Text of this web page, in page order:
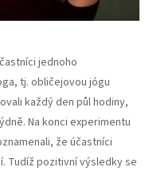
jednoho
tj. obličejovou jógu
každý den půl hodiny,
Na konci experimentu
že účastníci
Tudíž pozitivní výsledky se